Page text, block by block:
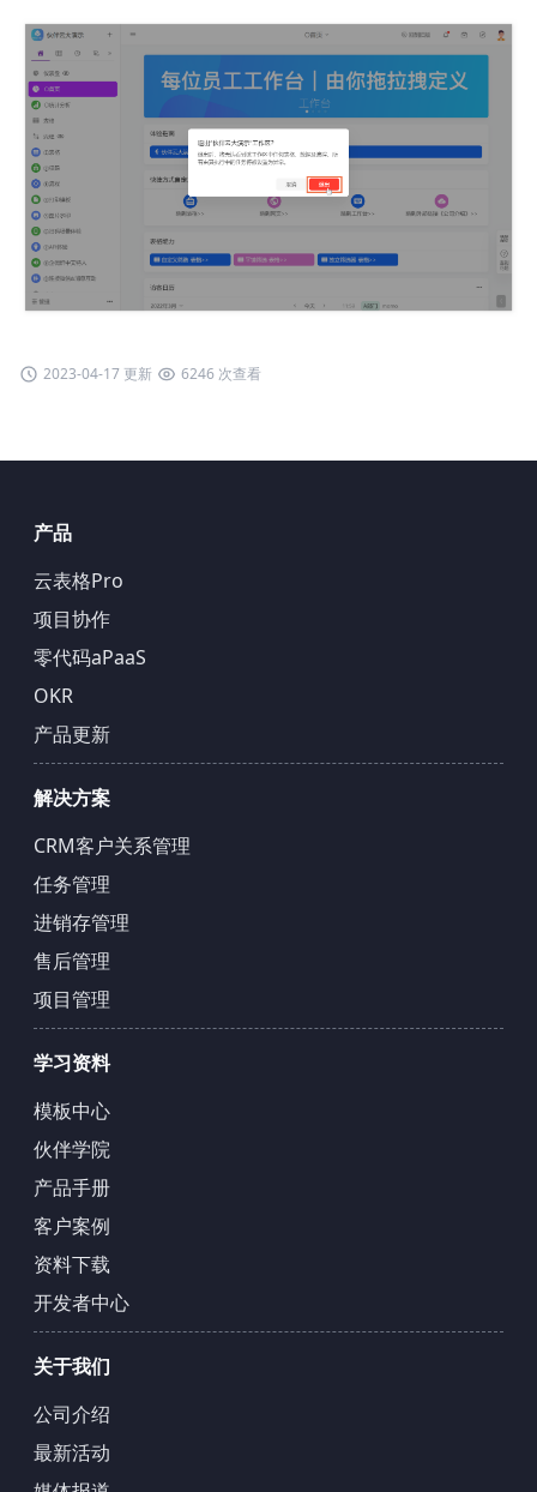
2023-04-17 更新 6246 次查看
产品
云表格Pro
项目协作
零代码aPaaS
OKR
产品更新
解决方案
CRM客户关系管理
任务管理
进销存管理
售后管理
项目管理
学习资料
模板中心
伙伴学院
产品手册
客户案例
资料下载
开发者中心
关于我们
公司介绍
最新活动